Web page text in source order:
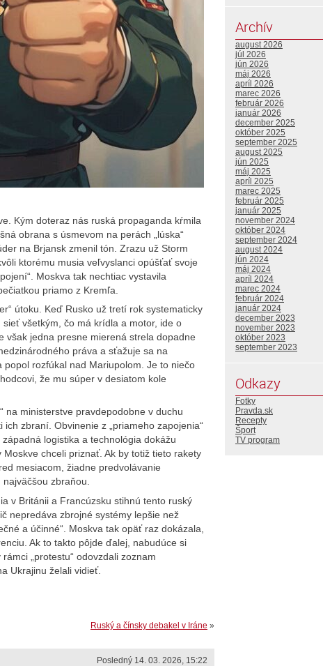
Kým doteraz nás ruská propaganda kŕmila
obrana s úsmevom na perách „lúska“
na Brjansk zmenil tón. Zrazu už Storm
ktorému musia veľvyslanci opúšťať svoje
Moskva tak nechtiac vystavila
priamo z Kremľa.
útoku. Keď Rusko už tretí rok systematicky
všetkým, čo má krídla a motor, ide o
však jedna presne mierená strela dopadne
práva a sťažuje sa na
rozfúkal nad Mariupolom. Je to niečo
že mu súper v desiatom kole
na ministerstve pravdepodobne v duchu
zbraní. Obvinenie z „priameho zapojenia“
logistika a technológia dokážu
chceli priznať. Ak by totiž tieto rakety
mesiacom, žiadne predvolávanie
zbraňou.
v Británii a Francúzsku stihnú tento ruský
nepredáva zbrojné systémy lepšie než
a účinné“. Moskva tak opäť raz dokázala,
Ak to takto pôjde ďalej, nabudúce si
„protestu“ odovzdali zoznam
Ukrajinu želali vidieť.
Ruský a čínsky debakel v Iráne »
Posledný 14. 03. 2026, 15:22
Archív
august 2026
júl 2026
jún 2026
máj 2026
apríl 2026
marec 2026
február 2026
január 2026
december 2025
október 2025
september 2025
august 2025
jún 2025
máj 2025
apríl 2025
marec 2025
február 2025
január 2025
november 2024
október 2024
september 2024
august 2024
jún 2024
máj 2024
apríl 2024
marec 2024
február 2024
január 2024
december 2023
november 2023
október 2023
september 2023
Odkazy
Fotky
Pravda.sk
Recepty
Šport
TV program